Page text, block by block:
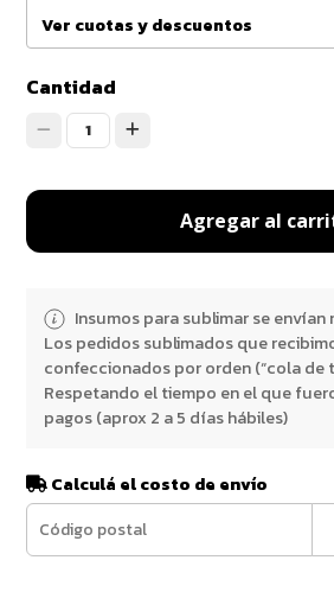
Ver cuotas y descuentos
Cantidad
1
Agregar al
Insumos para sublimar se envían
Los pedidos sublimados que
confeccionados por orden (“cola de
Respetando el tiempo en el que
pagos (aprox 2 a 5 días hábiles)
Calculá el costo de envío